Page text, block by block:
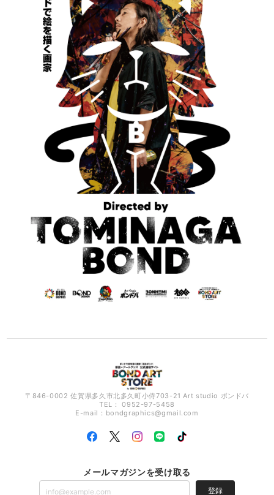
〒846-0002 佐賀県多久市北多久町小侍703-21 Art studio ボンドバ
TEL： 0952-97-5458
E-mail： bondgraphics@gmail.com
メールマガジンを受け取る
登録